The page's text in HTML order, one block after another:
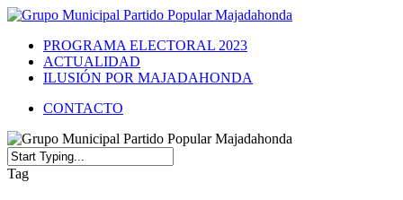
PROGRAMA ELECTORAL 2023
ACTUALIDAD
ILUSIÓN POR MAJADAHONDA
CONTACTO
Tag